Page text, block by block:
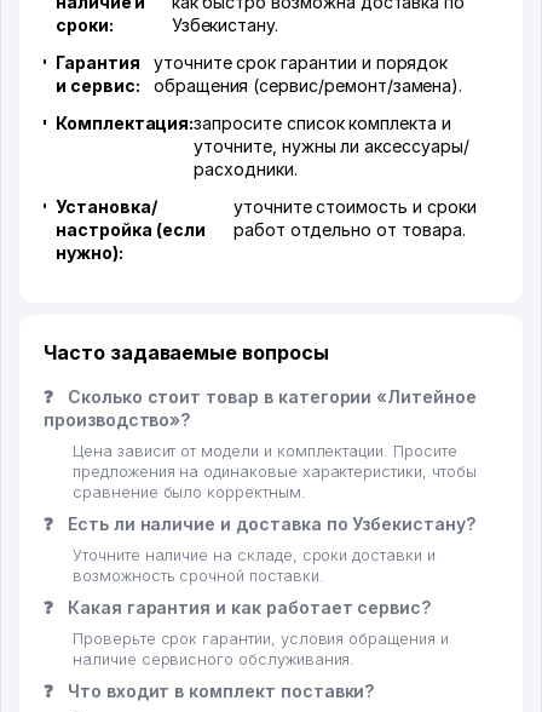
сроки:
Узбекистану.
Гарантия
и сервис:
уточните срок гарантии и порядок
обращения (сервис/ремонт/замена).
Комплектация:запросите список комплекта и
уточните, нужны ли аксессуары/
расходники.
Установка/
настройка (если
нужно):
уточните стоимость и сроки
работ отдельно от товара.
Часто задаваемые вопросы
❓
Сколько стоит товар в категории «Литейное
производство»?
Цена зависит от модели и комплектации. Просите
предложения на одинаковые характеристики, чтобы
сравнение было корректным.
❓ Есть ли наличие и доставка по Узбекистану?
Уточните наличие на складе, сроки доставки и
возможность срочной поставки.
❓ Какая гарантия и как работает сервис?
Проверьте срок гарантии, условия обращения и
наличие сервисного обслуживания.
❓ Что входит в комплект поставки?